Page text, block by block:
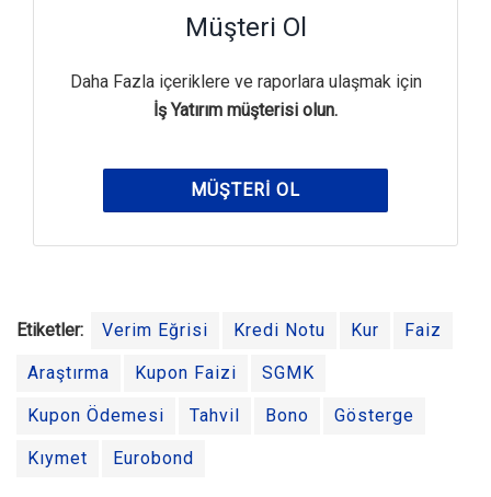
Müşteri Ol
Daha Fazla içeriklere ve raporlara ulaşmak için
İş Yatırım müşterisi olun.
MÜŞTERI OL
Etiketler: Verim Eğrisi Kredi Notu Kur Faiz
Araştırma Kupon Faizi SGMK
Kupon Ödemesi Tahvil Bono Gösterge
Kıymet Eurobond